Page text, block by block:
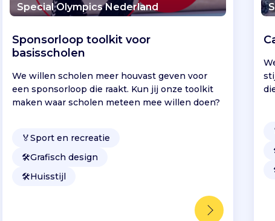
Special Olympics Nederland
Sponsorloop toolkit voor
basisscholen
We willen scholen meer houvast geven voor
een sponsorloop die raakt. Kun jij onze toolkit
maken waar scholen meteen mee willen doen?
🏅Sport en recreatie
🛠️Grafisch design
🛠️Huisstijl